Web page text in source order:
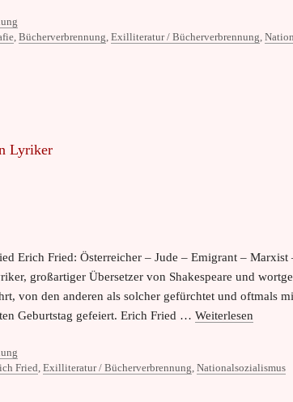
, Bücherverbrennung, Exilliteratur / Bücherverbrennung,
Lyriker
Erich Fried: Österreicher – Jude – Emigrant – Marxist
großartiger Übersetzer von Shakespeare und
von den anderen als solcher gefürchtet und oftmals
Geburtstag gefeiert. Erich Fried … Weiterlesen
Fried, Exilliteratur / Bücherverbrennung, Nationalsozialismus